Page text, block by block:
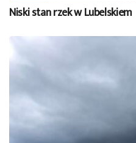
Niski stan rzek w Lubelskiem